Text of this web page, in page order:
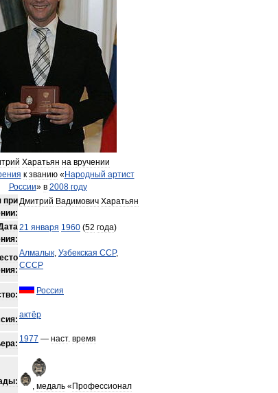
Харатьян на вручении
к званию« Народный артист
России» в 2008 году
приДмитрий Вадимович Харатьян
21 января 1960 (52 года)
Алмалык, Узбекская ССР,
СССР
Россия
актёр
1977 — наст. время
, медаль « Профессионал